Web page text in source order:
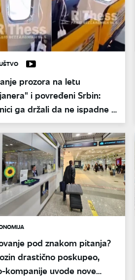
prozora na letu
i povređeni Srbin:
ga držali da ne ispadne -
se sve odigralo
pod znakom pitanja?
drastično poskupeo,
kompanije uvode nove